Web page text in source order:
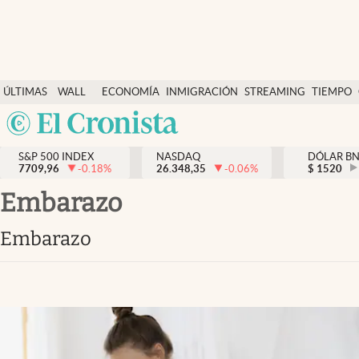
ÚLTIMAS
NOTICIAS
WALL
STREET
Y
DÓLAR
ECONOMÍA INMIGRACIÓN STREAMING TIEMPO
México
Finanzas y economía
Wall Street y dólar
Inmigración
Tiempo
Ciencia y salud
Streaming
S&P 500 INDEX
7709,96
-0.18%
NASDAQ
26.348,35
-0.06%
DÓLAR
$ 1520
Embarazo
Embarazo